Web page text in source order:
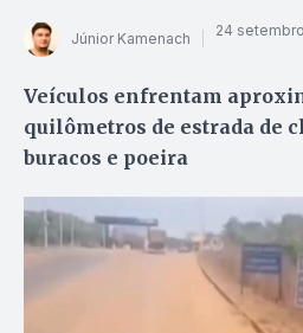
Júnior Kamenach 24
Veículos enfrentam
quilômetros de estrada de
buracos e poeira